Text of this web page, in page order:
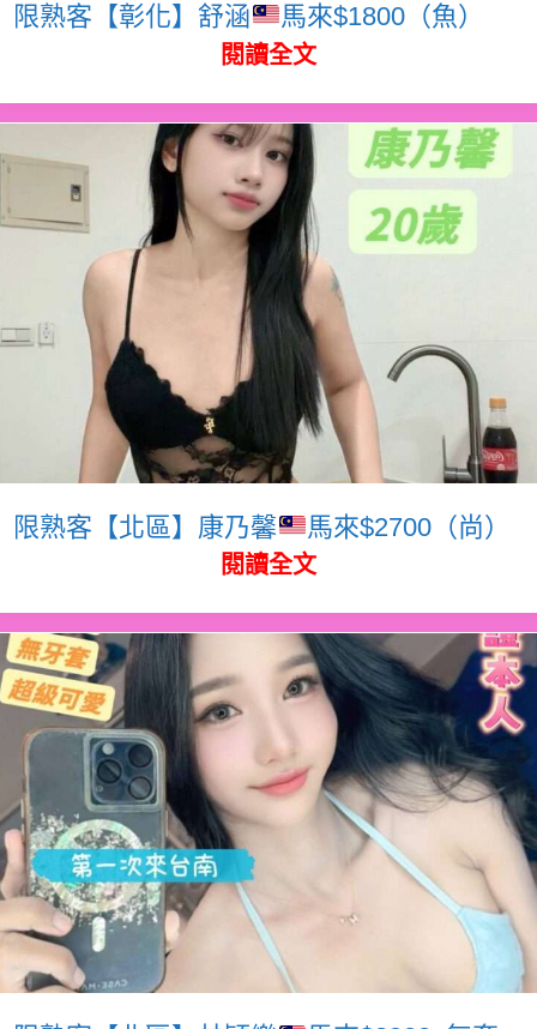
限熟客【彰化】舒涵 馬來$1800（魚）
閱讀全文
限熟客【北區】康乃馨 馬來$2700（尚）
閱讀全文